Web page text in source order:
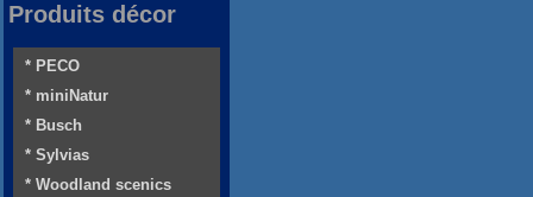
Produits décor
* PECO
* miniNatur
* Busch
* Sylvias
* Woodland scenics